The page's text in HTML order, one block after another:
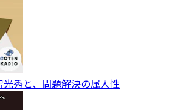
光秀と、問題解決の属人性